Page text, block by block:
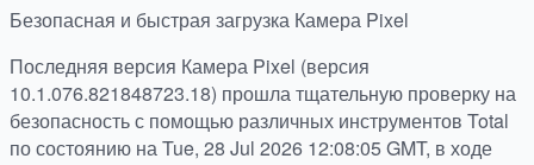
Безопасная и быстрая загрузка Камера Pixel
Последняя версия Камера Pixel (версия
10.1.076.821848723.18) прошла тщательную проверку на
безопасность с помощью различных инструментов Total
по состоянию на Tue, 28 Jul 2026 12:08:05 GMT, в ходе